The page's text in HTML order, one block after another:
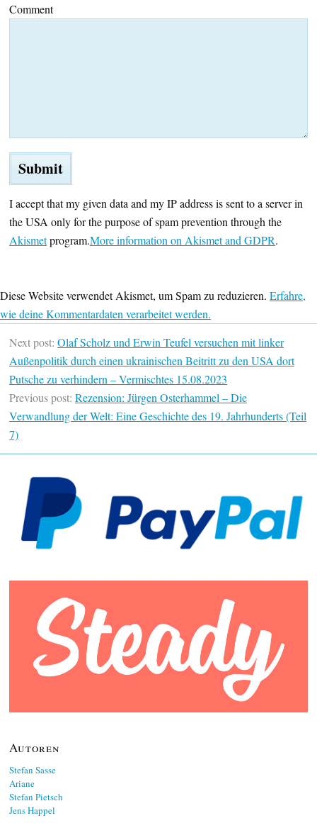
Comment
I accept that my given data and my IP address is sent to a server in
the USA only for the purpose of spam prevention through the
Akismetprogram.More information on Akismet and GDPR.
Diese Website verwendet Akismet, um Spam zu reduzieren. Erfahre,
wie deine Kommentardaten verarbeitet werden.
Next post: Olaf Scholz und Erwin Teufel versuchen mit linker
Außenpolitik durch einen ukrainischen Beitritt zu den USA dort
Putsche zu verhindern – Vermischtes 15.08.2023
Previous post: Rezension: Jürgen Osterhammel – Die
Verwandlung der Welt: Eine Geschichte des 19. Jahrhunderts (Teil
7)
Autoren
Stefan Sasse
Ariane
Stefan Pietsch
Jens Happel